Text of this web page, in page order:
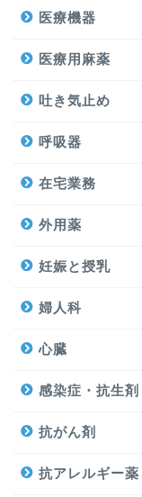
医療機器
医療用麻薬
吐き気止め
呼吸器
在宅業務
外用薬
妊娠と授乳
婦人科
心臓
感染症・抗生
抗がん剤
抗アレルギー薬